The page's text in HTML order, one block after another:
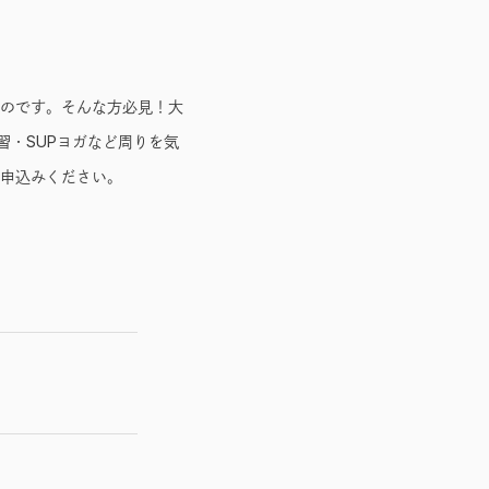
です。そんな方必見！大
・SUPヨガなど周りを気
込みください。